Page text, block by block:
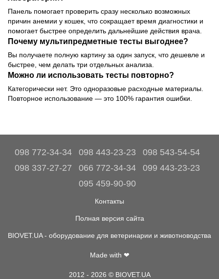
Панель помогает проверить сразу несколько возможных
причин анемии у кошек, что сокращает время диагностики и
помогает быстрее определить дальнейшие действия врача.
Почему мультипредметные тесты выгоднее?
Вы получаете полную картину за один запуск, что дешевле и
быстрее, чем делать три отдельных анализа.
Можно ли использовать тесты повторно?
Категорически нет. Это одноразовые расходные материалы.
Повторное использование — это 100% гарантия ошибки.
098 772-34-34 098 443-23-23
098 543-54-54
098 337-27-27
066 772-34-34
099 443-23-23
095 459-90-90
Контакты
Полная версия сайта
BIOVET.UA - оборудование для ветеринарии и животноводства
Made with ❤
2012 - 2026 © BIOVET.UA